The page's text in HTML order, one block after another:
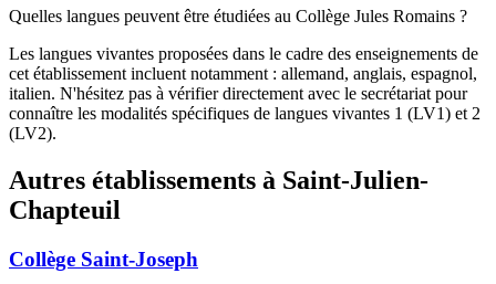
Quelles langues peuvent être étudiées au Collège Jules Romains ?
Les langues vivantes proposées dans le cadre des enseignements de
cet établissement incluent notamment : allemand, anglais, espagnol,
italien. N'hésitez pas à vérifier directement avec le secrétariat pour
connaître les modalités spécifiques de langues vivantes 1 (LV1) et 2
(LV2).
Autres établissements à Saint-Julien-
Chapteuil
Collège Saint-Joseph